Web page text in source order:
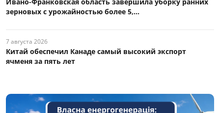
Ивано-Франковская область завершила уборку ранних
зерновых с урожайностью более 5,...
7 августа 2026
Китай обеспечил Канаде самый высокий экспорт
ячменя за пять лет